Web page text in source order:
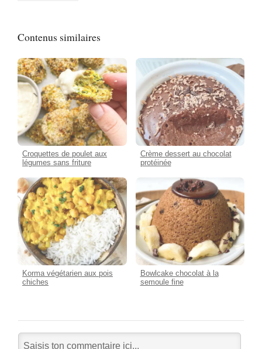
Contenus similaires
Croquettes de poulet aux
légumes sans friture
Crème dessert au chocolat
protéinée
Korma végétarien aux pois
chiches
Bowlcake chocolat à la
semoule fine